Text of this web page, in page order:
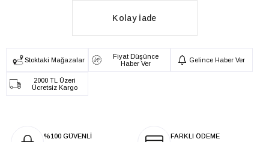
Kolay İade
Stoktaki Mağazalar
Fiyat Düşünce
Haber Ver
Gelince Haber Ver
2000 TL Üzeri
Ücretsiz Kargo
%100 GÜVENLİ
FARKLI ÖDEME